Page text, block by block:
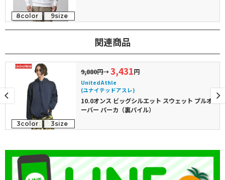
8color 9size
関連商品
3color 3size
9,880円→3,431円
United Athle
(ユナイテッドアスレ)
10.0オンス ビッグシルエット スウェット プルオ
ーバー パーカ（裏パイル）